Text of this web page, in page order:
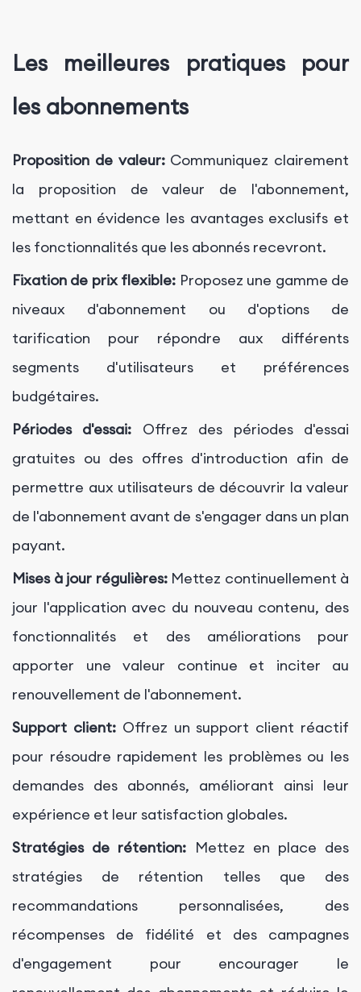
Les meilleures pratiques pour
les abonnements
Proposition de valeur:Communiquez clairement
la proposition de valeur de l'abonnement,
mettant en évidence les avantages exclusifs et
les fonctionnalités que les abonnés recevront.
Fixation de prix flexible: Proposez une gamme de
niveaux d'abonnement ou d'options de
tarification pour répondre aux différents
segments d'utilisateurs et préférences
budgétaires.
Périodes d'essai: Offrez des périodes d'essai
gratuites ou des offres d'introduction afin de
permettre aux utilisateurs de découvrir la valeur
de l'abonnement avant de s'engager dans un plan
payant.
Mises à jour régulières:Mettez continuellement à
jour l'application avec du nouveau contenu, des
fonctionnalités et des améliorations pour
apporter une valeur continue et inciter au
renouvellement de l'abonnement.
Support client:Offrez un support client réactif
pour résoudre rapidement les problèmes ou les
demandes des abonnés, améliorant ainsi leur
expérience et leur satisfaction globales.
Stratégies de rétention: Mettez en place des
stratégies de rétention telles que des
recommandations personnalisées, des
récompenses de fidélité et des campagnes
d'engagement pour encourager le